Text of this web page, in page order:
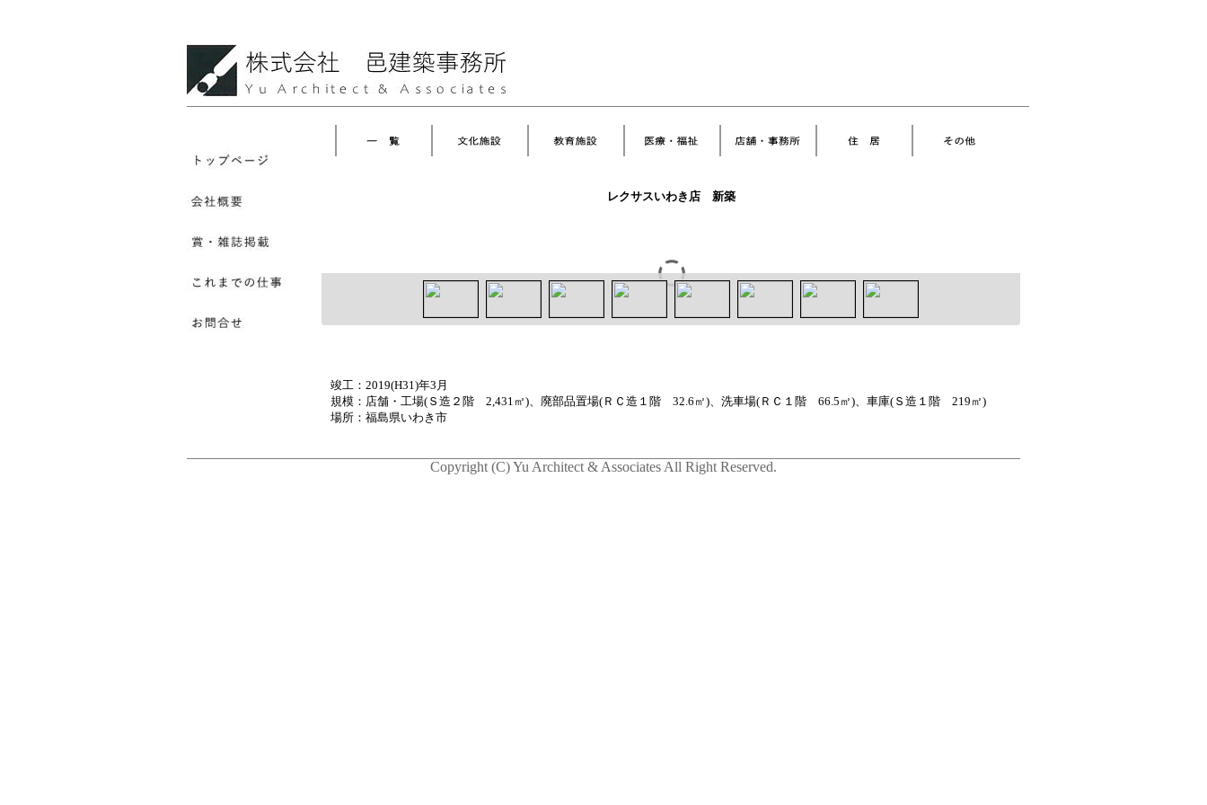
レクサスいわき店 新築
竣工：2019(H31)年3月
規模：店舗・工場(Ｓ造２階 2,431㎡)、廃部品置場(ＲＣ造１階 32.6㎡)、洗車場(ＲＣ１階 66.5㎡)、車庫(Ｓ造１階 219㎡)
場所：福島県いわき市
Copyright (C) Yu Architect & Associates All Right Reserved.